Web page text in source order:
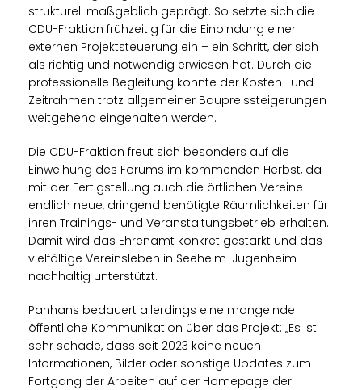
strukturell maßgeblich geprägt. So setzte sich die
CDU-Fraktion frühzeitig für die Einbindung einer
externen Projektsteuerung ein – ein Schritt, der sich
als richtig und notwendig erwiesen hat. Durch die
professionelle Begleitung konnte der Kosten- und
Zeitrahmen trotz allgemeiner Baupreissteigerungen
weitgehend eingehalten werden.
Die CDU-Fraktion freut sich besonders auf die
Einweihung des Forums im kommenden Herbst, da
mit der Fertigstellung auch die örtlichen Vereine
endlich neue, dringend benötigte Räumlichkeiten für
ihren Trainings- und Veranstaltungsbetrieb erhalten.
Damit wird das Ehrenamt konkret gestärkt und das
vielfältige Vereinsleben in Seeheim-Jugenheim
nachhaltig unterstützt.
Panhans bedauert allerdings eine mangelnde
öffentliche Kommunikation über das Projekt: „Es ist
sehr schade, dass seit 2023 keine neuen
Informationen, Bilder oder sonstige Updates zum
Fortgang der Arbeiten auf der Homepage der